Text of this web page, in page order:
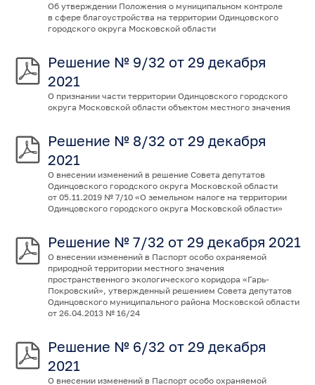
Об утверждении Положения о муниципальном контроле
в сфере благоустройства на территории Одинцовского
городского округа Московской области
Решение № 9/32 от 29 декабря
2021
О признании части территории Одинцовского городского
округа Московской области объектом местного значения
Решение № 8/32 от 29 декабря
2021
О внесении изменений в решение Совета депутатов
Одинцовского городского округа Московской области
от 05.11.2019 № 7/10 «О земельном налоге на территории
Одинцовского городского округа Московской области»
Решение № 7/32 от 29 декабря 2021
О внесении изменений в Паспорт особо охраняемой
природной территории местного значения
пространственного экологического коридора «Гарь-
Покровский», утвержденный решением Совета депутатов
Одинцовского муниципального района Московской области
от 26.04.2013 № 16/24
Решение № 6/32 от 29 декабря
2021
О внесении изменений в Паспорт особо охраняемой